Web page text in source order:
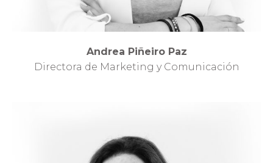
Andrea Piñeiro Paz
Directora de Marketing y Comunicación